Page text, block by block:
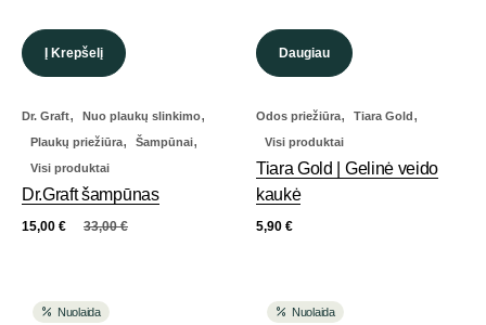
Į Krepšelį
Dr. Graft, Nuo plaukų slinkimo,
Plaukų priežiūra, Šampūnai,
Visi produktai
Dr.Graft šampūnas
33,00€
15,00 €
Daugiau
Odos priežiūra, Tiara Gold ,
Visi produktai
Tiara Gold | Gelinė veido
kaukė
5,90 €
Nuolaida Nuolaida